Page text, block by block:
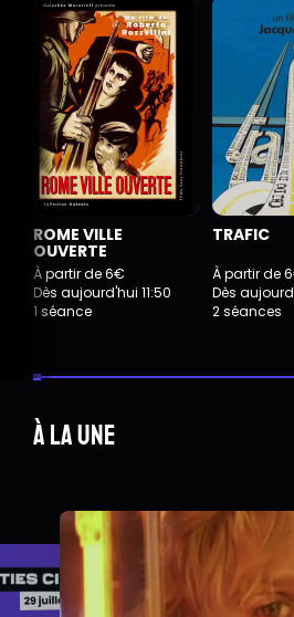
ROME VILLE
OUVERTE
À partir de 6€
Dès aujourd'hui 11:50
1 séance
TRAFIC
À partir de
Dès
2 séances
À la une